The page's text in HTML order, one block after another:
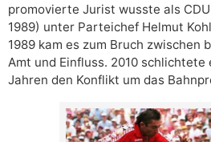
promovierte Jurist wusste als
1989) unter Parteichef Helmut
1989 kam es zum Bruch zwischen
Amt und Einfluss. 2010 schlichtete
Jahren den Konflikt um das